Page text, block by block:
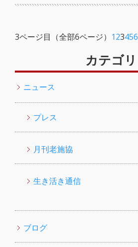
3ページ目（全部6ページ） 123456
カテゴリ
ニュース
プレス
月刊老施協
生き活き通信
ブログ